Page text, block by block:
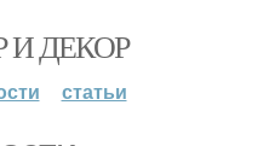
И ДЕКОР
статьи